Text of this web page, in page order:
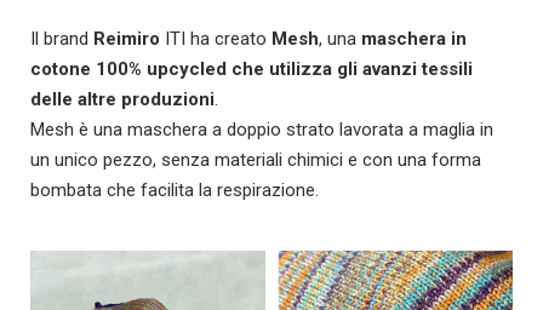
Il brand Reimiro ITI ha creato Mesh, una maschera in
cotone 100% upcycled che utilizza gli avanzi tessili
delle altre produzioni.
Mesh è una maschera a doppio strato lavorata a maglia in
un unico pezzo, senza materiali chimici e con una forma
bombata che facilita la respirazione.